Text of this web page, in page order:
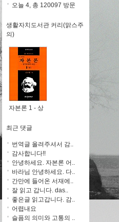
오늘 4, 총 120097 방문
생활자치도서관 커리(맑스주
의)
자본론 1 - 상
최근 댓글
번역글 올려주셔서 감..
감사합니다!!
안녕하세요. 자본론 어..
바라님 안녕하세요. 다..
간만에 들어온 서재에..
잘 읽고 갑니다. das..
좋은글 읽고갑니다. 감..
어렵내요
슬픔의 의미와 고통의 ..